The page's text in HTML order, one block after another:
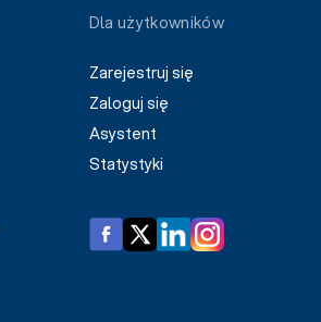
Dla użytkowników
Zarejestruj się
Zaloguj się
Asystent
Statystyki